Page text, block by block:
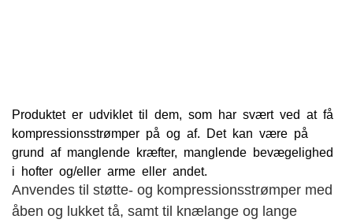
Produktet er udviklet til dem, som har svært ved at få
kompressionsstrømper på og af. Det kan være på
grund af manglende kræfter, manglende bevægelighed
i hofter og/eller arme eller andet.
Anvendes til støtte- og kompressionsstrømper med
åben og lukket tå, samt til knælange og lange